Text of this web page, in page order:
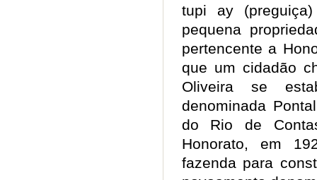
tupi ay
pequena
pertencente a
que um cidadão
Oliveira se
denominada
do Rio de
Honorato, em
fazenda para